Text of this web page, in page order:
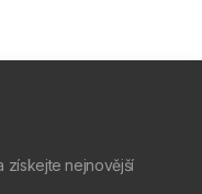
získejte nejnovější